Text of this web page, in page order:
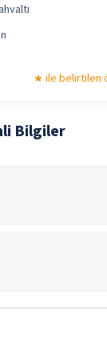
ile belirtilen
Bilgiler